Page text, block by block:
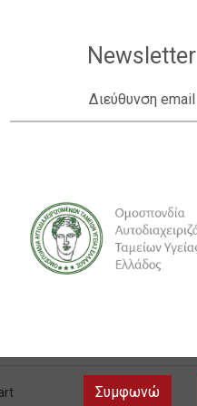
Newsletter
Διεύθυνση email
Συμφωνώ